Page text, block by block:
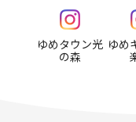
ゆめタウン光
の森
ゆめ